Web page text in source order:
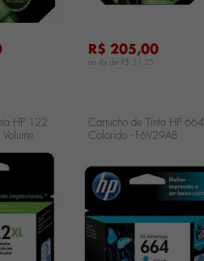
R$ 205,00
ou 4x de R$ 51,25
HP 122
Volume
Cartucho de Tinta HP 664
Colorido - F6V29AB